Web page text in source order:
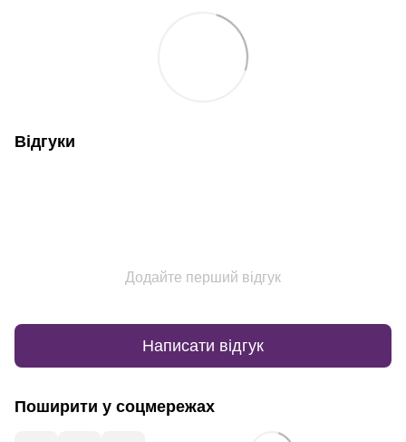
Відгуки
Додайте перший відгук
Написати відгук
Поширити у соцмережах